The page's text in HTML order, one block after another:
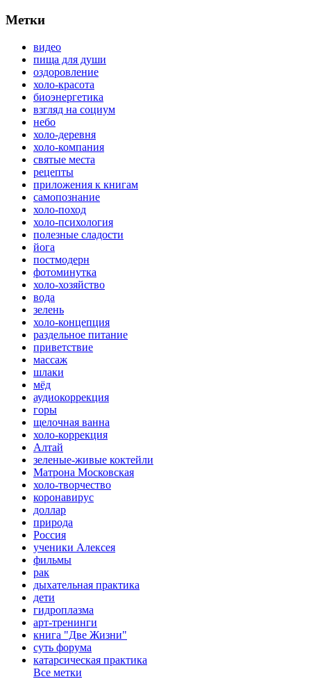
Метки
видео
пища для души
оздоровление
холо-красота
биоэнергетика
взгляд на социум
небо
холо-деревня
холо-компания
святые места
рецепты
приложения к книгам
самопознание
холо-поход
холо-психология
полезные сладости
йога
постмодерн
фотоминутка
холо-хозяйство
вода
зелень
холо-концепция
раздельное питание
приветствие
массаж
шлаки
мёд
аудиокоррекция
горы
щелочная ванна
холо-коррекция
Алтай
зеленые-живые коктейли
Матрона Московская
холо-творчество
коронавирус
доллар
природа
Россия
ученики Алексея
фильмы
рак
дыхательная практика
дети
гидроплазма
арт-тренинги
книга "Две Жизни"
суть форума
катарсическая практика
Все метки